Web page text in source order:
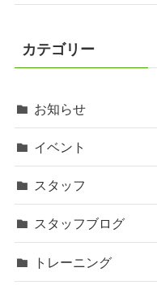
カテゴリー
お知らせ
イベント
スタッフ
スタッフブログ
トレーニング